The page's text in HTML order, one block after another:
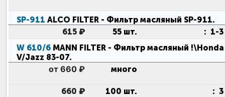
SP-911 ALCO FILTER - Фильтр масляный SP-911.
615 ₽
55 шт. : 1-
W 610/6 MANN FILTER - Фильтр масляный
V/Jazz 83-07.
от 660 ₽ много
660 ₽ 100 шт. :